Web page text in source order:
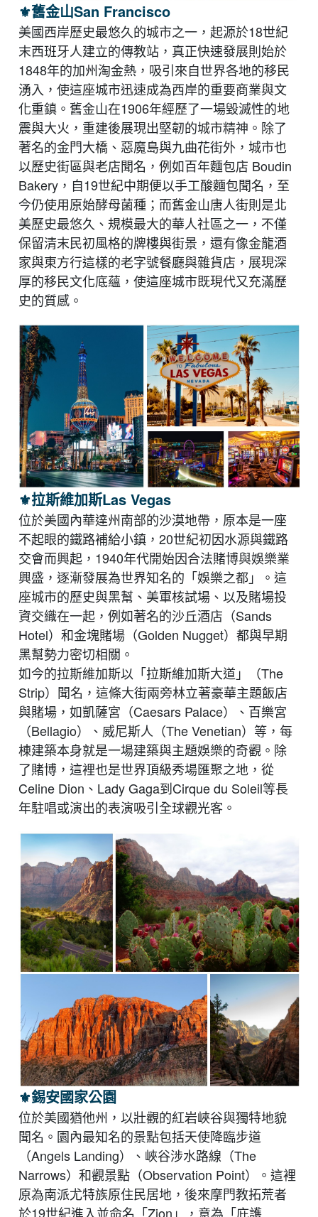
⚜︎舊金山San Francisco
美國西岸歷史最悠久的城市之一，起源於18世紀
末西班牙人建立的傳教站，真正快速發展則始於
1848年的加州淘金熱，吸引來自世界各地的移民
湧入，使這座城市迅速成為西岸的重要商業與文
化重鎮。舊金山在1906年經歷了一場毀滅性的地
震與大火，重建後展現出堅韌的城市精神。除了
著名的金門大橋、惡魔島與九曲花街外，城市也
以歷史街區與老店聞名，例如百年麵包店 Boudin
Bakery，自19世紀中期便以手工酸麵包聞名，至
今仍使用原始酵母菌種；而舊金山唐人街則是北
美歷史最悠久、規模最大的華人社區之一，不僅
保留清末民初風格的牌樓與街景，還有像金龍酒
家與東方行這樣的老字號餐廳與雜貨店，展現深
厚的移民文化底蘊，使這座城市既現代又充滿歷
史的質感。
⚜︎​拉斯維加斯Las Vegas
位於美國內華達州南部的沙漠地帶，原本是一座
不起眼的鐵路補給小鎮，20世紀初因水源與鐵路
交會而興起，1940年代開始因合法賭博與娛樂業
興盛，逐漸發展為世界知名的「娛樂之都」。這
座城市的歷史與黑幫、美軍核試場、以及賭場投
資交織在一起，例如著名的沙丘酒店（Sands
Hotel）和金塊賭場（Golden Nugget）都與早期
黑幫勢力密切相關。
如今的拉斯維加斯以「拉斯維加斯大道」（The
Strip）聞名，這條大街兩旁林立著豪華主題飯店
與賭場，如凱薩宮（Caesars Palace）、百樂宮
（Bellagio）、威尼斯人（The Venetian）等，每
棟建築本身就是一場建築與主題娛樂的奇觀。除
了賭博，這裡也是世界頂級秀場匯聚之地，從
Celine Dion、Lady Gaga到Cirque du Soleil等長
年駐唱或演出的表演吸引全球觀光客。
⚜︎錫安國家公園
位於美國猶他州，以壯觀的紅岩峽谷與獨特地貌
聞名。園內最知名的景點包括天使降臨步道
（Angels Landing）、峽谷涉水路線（The
Narrows）和觀景點（Observation Point）。這裡
原為南派尤特族原住民居地，後來摩門教拓荒者
於19世紀進入並命名「Zion」，意為「庇護